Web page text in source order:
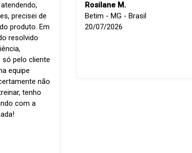
precisei de
produto. Em
resolvido
só pelo cliente
equipe
não
tenho
com a
Rosilane M.
Betim - MG - Brasil
20/07/2026